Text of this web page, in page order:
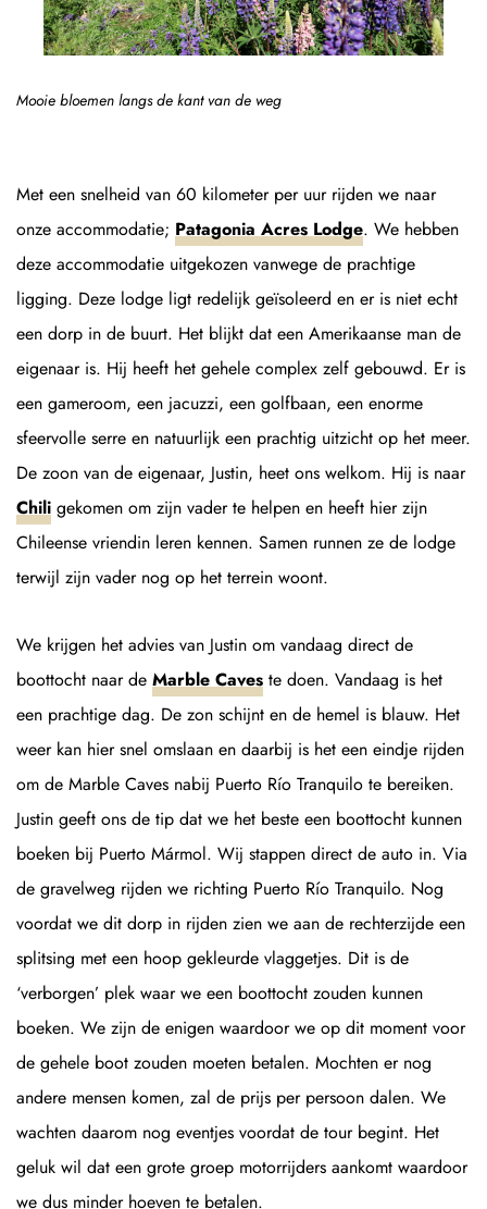
Mooie bloemen langs de kant van de weg
Met een snelheid van 60 kilometer per uur rijden we naar
onze accommodatie; Patagonia Acres Lodge. We hebben
deze accommodatie uitgekozen vanwege de prachtige
ligging. Deze lodge ligt redelijk geïsoleerd en er is niet echt
een dorp in de buurt. Het blijkt dat een Amerikaanse man de
eigenaar is. Hij heeft het gehele complex zelf gebouwd. Er is
een gameroom, een jacuzzi, een golfbaan, een enorme
sfeervolle serre en natuurlijk een prachtig uitzicht op het meer.
De zoon van de eigenaar, Justin, heet ons welkom. Hij is naar
Chili gekomen om zijn vader te helpen en heeft hier zijn
Chileense vriendin leren kennen. Samen runnen ze de lodge
terwijl zijn vader nog op het terrein woont.
We krijgen het advies van Justin om vandaag direct de
boottocht naar de Marble Caves te doen. Vandaag is het
een prachtige dag. De zon schijnt en de hemel is blauw. Het
weer kan hier snel omslaan en daarbij is het een eindje rijden
om de Marble Caves nabij Puerto Río Tranquilo te bereiken.
Justin geeft ons de tip dat we het beste een boottocht kunnen
boeken bij Puerto Mármol. Wij stappen direct de auto in. Via
de gravelweg rijden we richting Puerto Río Tranquilo. Nog
voordat we dit dorp in rijden zien we aan de rechterzijde een
splitsing met een hoop gekleurde vlaggetjes. Dit is de
‘verborgen’ plek waar we een boottocht zouden kunnen
boeken. We zijn de enigen waardoor we op dit moment voor
de gehele boot zouden moeten betalen. Mochten er nog
andere mensen komen, zal de prijs per persoon dalen. We
wachten daarom nog eventjes voordat de tour begint. Het
geluk wil dat een grote groep motorrijders aankomt waardoor
we dus minder hoeven te betalen.